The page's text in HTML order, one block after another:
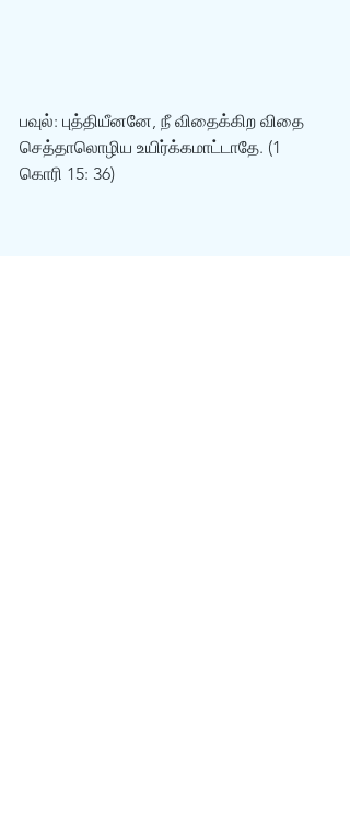
பவுல்: புத்தியீனனே, நீ விதைக்கிற விதை
செத்தாலொழிய உயிர்க்கமாட்டாதே. (1
கொரி 15: 36)